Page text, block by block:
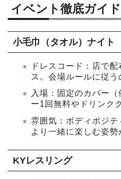
イベント徹底ガイド
小毛巾（タオル）ナイト
ドレスコード：店で
ス。会場ルールに従う
入場：固定のカバー
ー1回無料やドリンク
雰囲気：ボディポジ
より一緒に楽しむ姿勢
KYレスリング